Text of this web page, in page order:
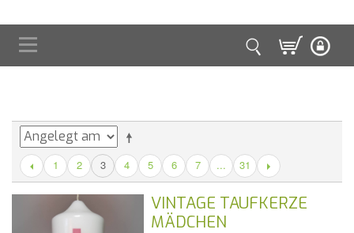
1 2 3 4 5 6 7 ... 31
VINTAGE TAUFKERZE
MÄDCHEN